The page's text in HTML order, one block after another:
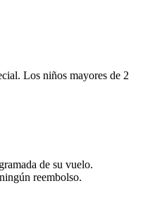
Los niños mayores de 2
de su vuelo.
reembolso.